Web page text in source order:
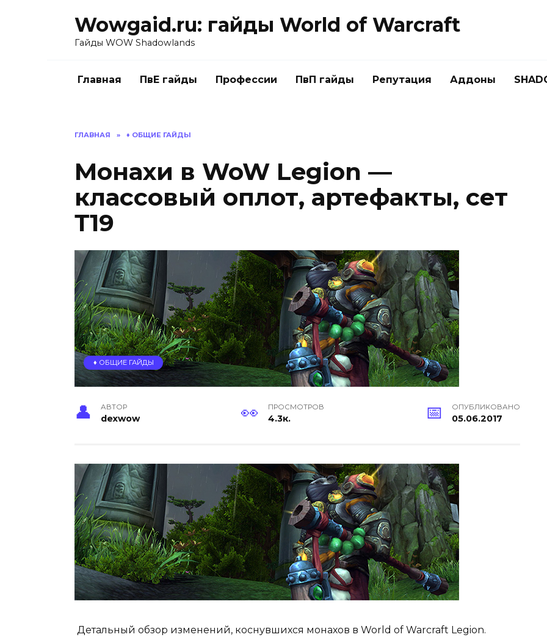
Wowgaid.ru: гайды World of Warcraft
Гайды WOW Shadowlands
Главная ПвЕ гайды Профессии ПвП гайды Репутация Аддоны
ГЛАВНАЯ » ♦️ ОБЩИЕ ГАЙДЫ
Монахи в WoW Legion —
классовый оплот, артефакты, сет
Т19
♦️ ОБЩИЕ ГАЙДЫ
АВТОР
dexwow
ПРОСМОТРОВ
4.3к.
ОПУБЛИКОВАНО
05.06.2017
Детальный обзор изменений, коснувшихся монахов в World of Warcraft Legion.